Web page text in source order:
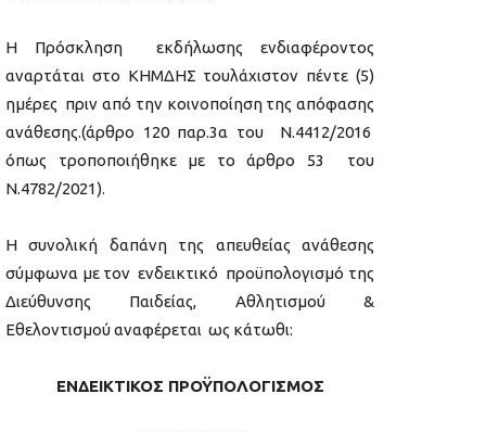
Η Πρόσκληση εκδήλωσης ενδιαφέροντος
αναρτάται στο ΚΗΜΔΗΣ τουλάχιστον πέντε (5)
ημέρες πριν από την κοινοποίηση της απόφασης
ανάθεσης.(άρθρο 120 παρ.3α του Ν.4412/2016
όπως τροποποιήθηκε με το άρθρο 53 του
Ν.4782/2021).
Η συνολική δαπάνη της απευθείας ανάθεσης
σύμφωνα με τον ενδεικτικό προϋπολογισμό της
Διεύθυνσης Παιδείας, Αθλητισμού &
Εθελοντισμού αναφέρεται ως κάτωθι:
ΕΝΔΕΙΚΤΙΚΟΣ ΠΡΟΫΠΟΛΟΓΙΣΜΟΣ